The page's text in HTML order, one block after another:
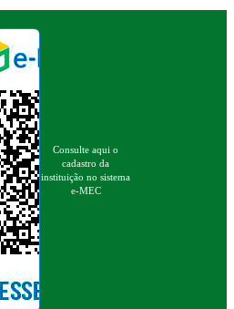
Consulte aqui o
cadastro da
instituição no sistema
e-MEC